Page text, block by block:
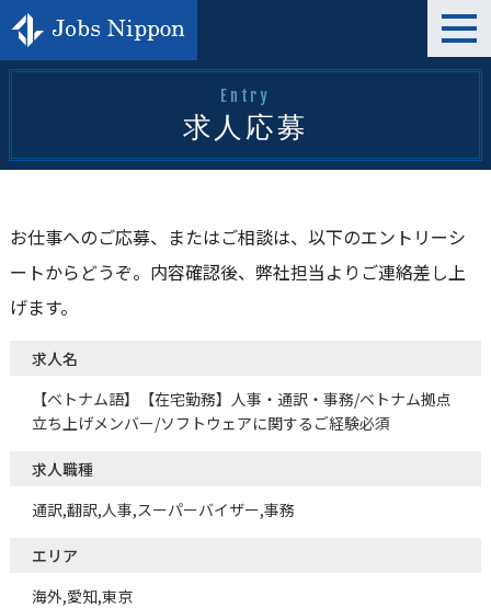
t
o
g
g
v
i
i
n
Entry
求人応募
お仕事へのご応募、またはご相談は、以下のエントリーシ
ートからどうぞ。内容確認後、弊社担当よりご連絡差し上
げます。
求人名
【ベトナム語】【在宅勤務】人事・通訳・事務/ベトナム拠点
立ち上げメンバー/ソフトウェアに関するご経験必須
求人職種
通訳,翻訳,人事,スーパーバイザー,事務
エリア
海外,愛知,東京